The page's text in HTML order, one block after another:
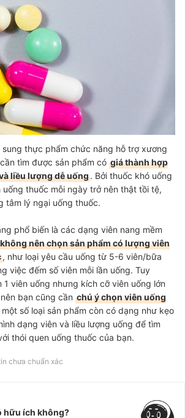
thực phẩm chức năng hỗ trợ xương
tìm được sản phẩm có giá thành hợp
liều lượng dễ uống. Bởi thuốc khó uống
uống thuốc mỗi ngày trở nên thật tồi tệ,
tâm lý ngại uống thuốc.
phổ biến là các dạng viên nang mềm
không nên chọn sản phẩm có lượng viên
, như loại yêu cầu uống từ 5-6 viên/bữa
việc đếm số viên mỗi lần uống. Tuy
1 viên uống nhưng kích cỡ viên uống lớn
bạn cũng cần chú ý chọn viên uống
số loại sản phẩm còn có dạng như kẹo
dạng viên và liều lượng uống để tìm
thói quen uống thuốc của bạn.
chưa chuẩn xác
hữu ích không?